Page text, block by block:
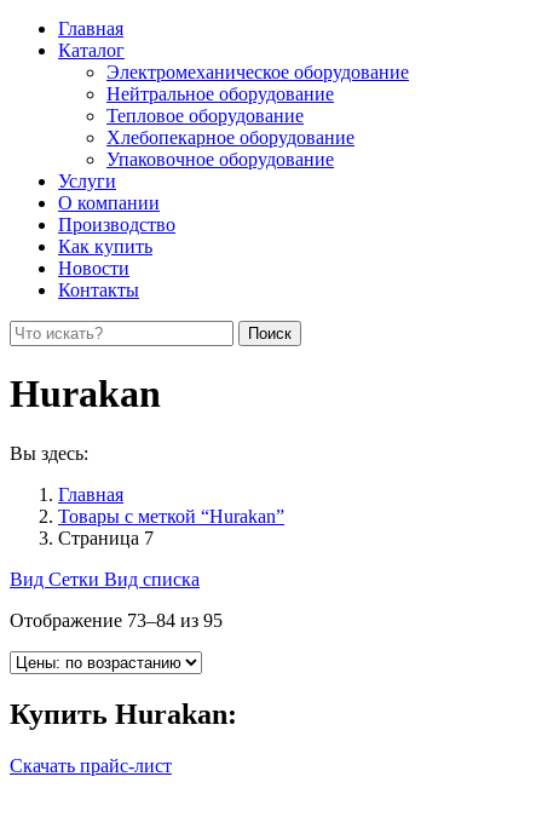
Главная
Каталог
Электромеханическое оборудование
Нейтральное оборудование
Тепловое оборудование
Хлебопекарное оборудование
Упаковочное оборудование
Услуги
О компании
Производство
Как купить
Новости
Контакты
Hurakan
Вы здесь:
Главная
Товары с меткой “Hurakan”
Страница 7
Вид Сетки Вид списка
Отображение 73–84 из 95
Купить Hurakan:
Скачать прайс-лист